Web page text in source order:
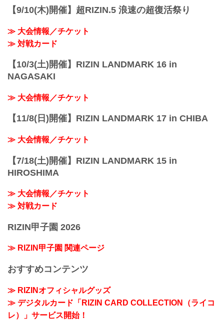
【9/10(木)開催】超RIZIN.5 浪速の超復活祭り
≫ 大会情報／チケット
≫ 対戦カード
【10/3(土)開催】RIZIN LANDMARK 16 in
NAGASAKI
≫ 大会情報／チケット
【11/8(日)開催】RIZIN LANDMARK 17 in CHIBA
≫ 大会情報／チケット
【7/18(土)開催】RIZIN LANDMARK 15 in
HIROSHIMA
≫ 大会情報／チケット
≫ 対戦カード
RIZIN甲子園 2026
≫ RIZIN甲子園 関連ページ
おすすめコンテンツ
≫ RIZINオフィシャルグッズ
≫ デジタルカード「RIZIN CARD COLLECTION（ライコ
レ）」サービス開始！